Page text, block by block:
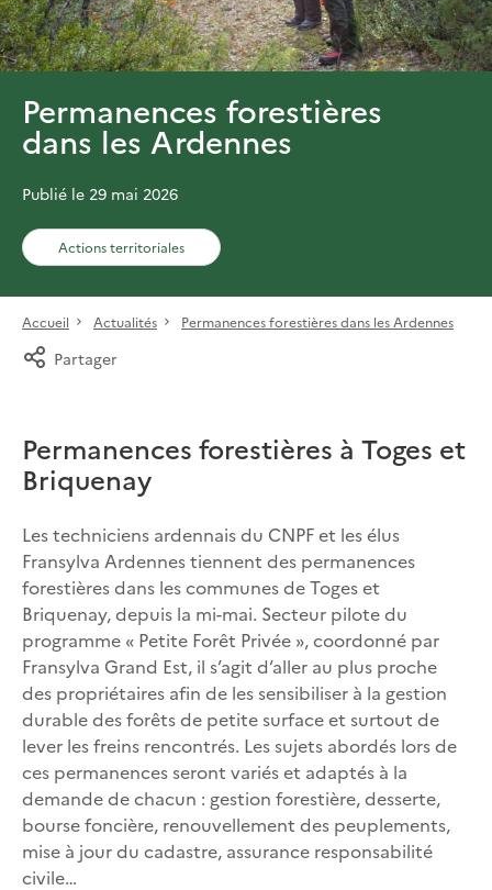
Permanences forestières
dans les Ardennes
Publié le 29 mai 2026
Actions territoriales
Accueil Actualités Permanences forestières dans les Ardennes
Partager
Permanences forestières à Toges et
Briquenay
Les techniciens ardennais du CNPF et les élus
Fransylva Ardennes tiennent des permanences
forestières dans les communes de Toges et
Briquenay, depuis la mi-mai. Secteur pilote du
programme « Petite Forêt Privée », coordonné par
Fransylva Grand Est, il s’agit d’aller au plus proche
des propriétaires afin de les sensibiliser à la gestion
durable des forêts de petite surface et surtout de
lever les freins rencontrés. Les sujets abordés lors de
ces permanences seront variés et adaptés à la
demande de chacun : gestion forestière, desserte,
bourse foncière, renouvellement des peuplements,
mise à jour du cadastre, assurance responsabilité
civile…